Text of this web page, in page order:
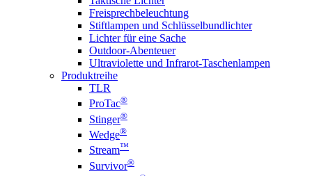
Freisprechbeleuchtung
Stiftlampen und Schlüsselbundlichter
Lichter für eine Sache
Outdoor-Abenteuer
Ultraviolette und Infrarot-Taschenlampen
Produktreihe
TLR
ProTac®
Stinger®
Wedge®
Stream™
Survivor®